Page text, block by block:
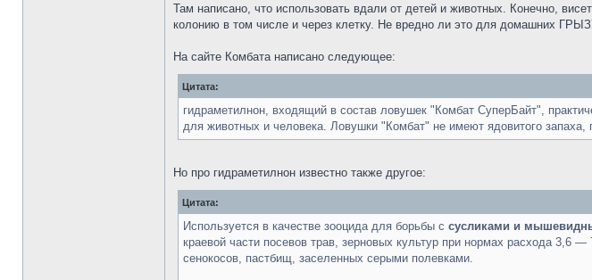
Там написано, что использовать вдали от детей и животных. Конечно,
колонию в том числе и через клетку. Не вредно ли это для домашних
На сайте Комбата написано следующее:
Цитата:
гидраметилнон, входящий в состав ловушек "Комбат СуперБайт",
для животных и человека. Ловушки "Комбат" не имеют ядовитого
Но про гидраметилнон известно также другое:
Цитата:
Используется в качестве зооцида для борьбы с сусликами и
краевой части посевов трав, зерновых культур при нормах расхода 3,6
сенокосов, пастбищ, заселенных серыми полевками.